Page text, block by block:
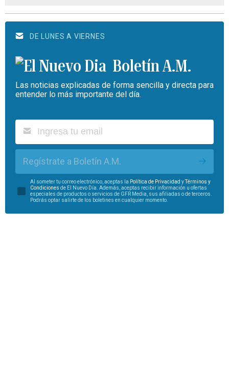
DE LUNES A VIERNES
Boletín A.M.
Las noticias explicadas de forma sencilla y directa para
entender lo más importante del día.
Regístrate a Boletín A.M.
Al someter tu correo electrónico, aceptas la Política de Privacidad yTérminos y
Condiciones de El Nuevo Día. Además, aceptas recibir información u ofertas
especiales de productos o servicios de GFR Media, sus afiliadas o de terceros.
Podrás optar salirte de los boletines en cualquier momento.